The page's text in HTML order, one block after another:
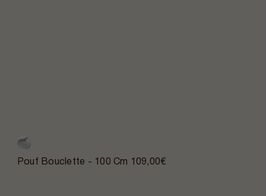
Pouf Bouclette - 100 Cm 109,00€